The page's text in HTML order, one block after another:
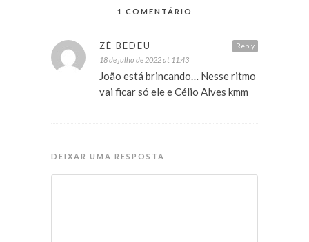
1 COMENTÁRIO
Reply
ZÉ BEDEU
18 de julho de 2022 at 11:43
João está brincando… Nesse ritmo
vai ficar só ele e Célio Alves kmm
DEIXAR UMA RESPOSTA